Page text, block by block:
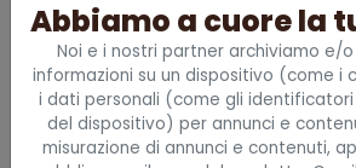
Abbiamo a cuore la
Noi e i nostri partner archiviamo e/
informazioni su un dispositivo (come i
i dati personali (come gli
del dispositivo) per annunci e
misurazione di annunci e contenuti,